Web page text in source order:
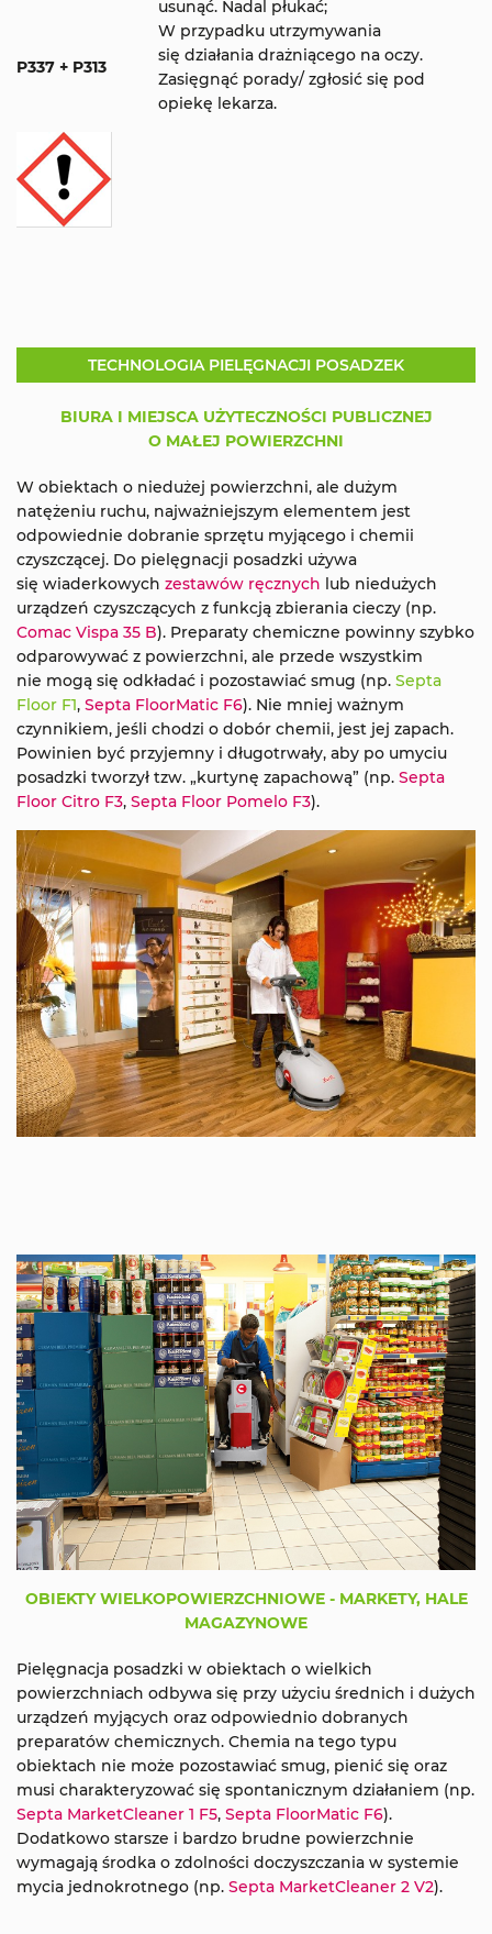
usunąć. Nadal płukać;
P337 + P313
W przypadku utrzymywania
się działania drażniącego na oczy.
Zasięgnąć porady/ zgłosić się pod
opiekę lekarza.
TECHNOLOGIA PIELĘGNACJI POSADZEK
BIURA I MIEJSCA UŻYTECZNOŚCI PUBLICZNEJ
O MAŁEJ POWIERZCHNI
W obiektach o niedużej powierzchni, ale dużym
natężeniu ruchu, najważniejszym elementem jest
odpowiednie dobranie sprzętu myjącego i chemii
czyszczącej. Do pielęgnacji posadzki używa
się wiaderkowych zestawów ręcznych lub niedużych
urządzeń czyszczących z funkcją zbierania cieczy (np.
Comac Vispa 35 B). Preparaty chemiczne powinny szybko
odparowywać z powierzchni, ale przede wszystkim
nie mogą się odkładać i pozostawiać smug (np. Septa
Floor F1, Septa FloorMatic F6). Nie mniej ważnym
czynnikiem, jeśli chodzi o dobór chemii, jest jej zapach.
Powinien być przyjemny i długotrwały, aby po umyciu
posadzki tworzył tzw. „kurtynę zapachową” (np. Septa
Floor Citro F3, Septa Floor Pomelo F3).
OBIEKTY WIELKOPOWIERZCHNIOWE - MARKETY, HALE
MAGAZYNOWE
Pielęgnacja posadzki w obiektach o wielkich
powierzchniach odbywa się przy użyciu średnich i dużych
urządzeń myjących oraz odpowiednio dobranych
preparatów chemicznych. Chemia na tego typu
obiektach nie może pozostawiać smug, pienić się oraz
musi charakteryzować się spontanicznym działaniem (np.
Septa MarketCleaner 1 F5, Septa FloorMatic F6).
Dodatkowo starsze i bardzo brudne powierzchnie
wymagają środka o zdolności doczyszczania w systemie
mycia jednokrotnego (np. Septa MarketCleaner 2 V2).